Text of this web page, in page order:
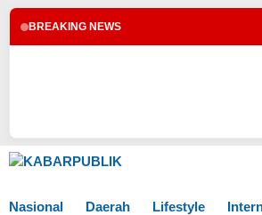
BREAKING NEWS
Lewati
Nasional
Daerah Lifestyle